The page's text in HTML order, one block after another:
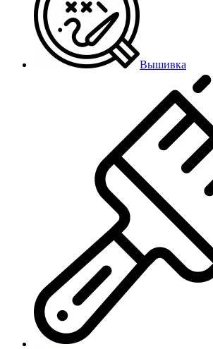
Вышивка